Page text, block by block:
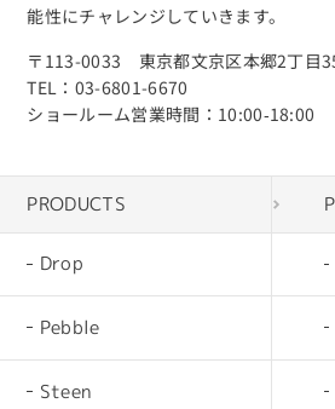
能性にチャレンジしていきます。
〒113-0033 東京都文京区本郷2丁目
TEL：03-6801-6670
ショールーム営業時間：10:00‐18:00
PRODUCTS
Drop
Pebble
Steen